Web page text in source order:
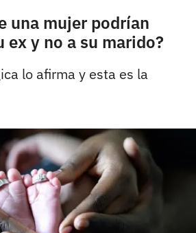
una mujer podrían
ex y no a su marido?
lo afirma y esta es la